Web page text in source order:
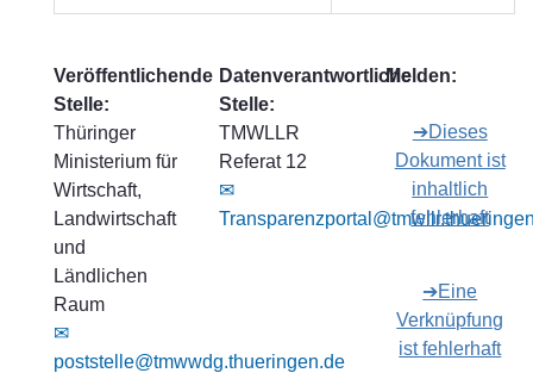
Veröffentlichende
Stelle:
Thüringer
Ministerium für
Wirtschaft,
Landwirtschaft
und
Ländlichen
Raum
✉
poststelle@tmwwdg.thueringen.de
Datenverantwortliche
Stelle:
TMWLLR
Referat 12
✉
Melden:
➔Dieses
Dokument ist
inhaltlich
fehlerhaft
➔Eine
Verknüpfung
ist fehlerhaft